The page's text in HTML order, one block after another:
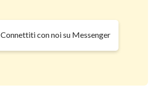
Connettiti con noi su Messenger